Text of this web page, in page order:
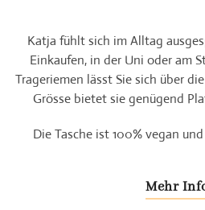
Katja fühlt sich im Alltag
Einkaufen, in der Uni oder am
Trageriemen lässt Sie sich über
Grösse bietet sie genügend
Die Tasche ist 100% vegan
Mehr